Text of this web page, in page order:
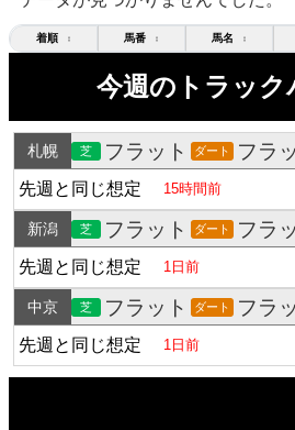
着順 ↕ 馬番 ↕ 馬名 ↕
今週のトラック
札幌 芝 フラット ダート フラ
先週と同じ想定 15時間前
新潟 芝 フラット ダート フラ
先週と同じ想定 1日前
中京 芝 フラット ダート フラ
先週と同じ想定 1日前